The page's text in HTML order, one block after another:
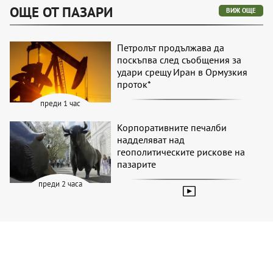
ОЩЕ ОТ ПАЗАРИ ВИЖ ОЩЕ
преди 1 час
Петролът продължава да
поскъпва след съобщения за
удари срещу Иран в Ормузкия
проток*
преди 2 часа
Корпоративните печалби
надделяват над
геополитическите рискове на
пазарите